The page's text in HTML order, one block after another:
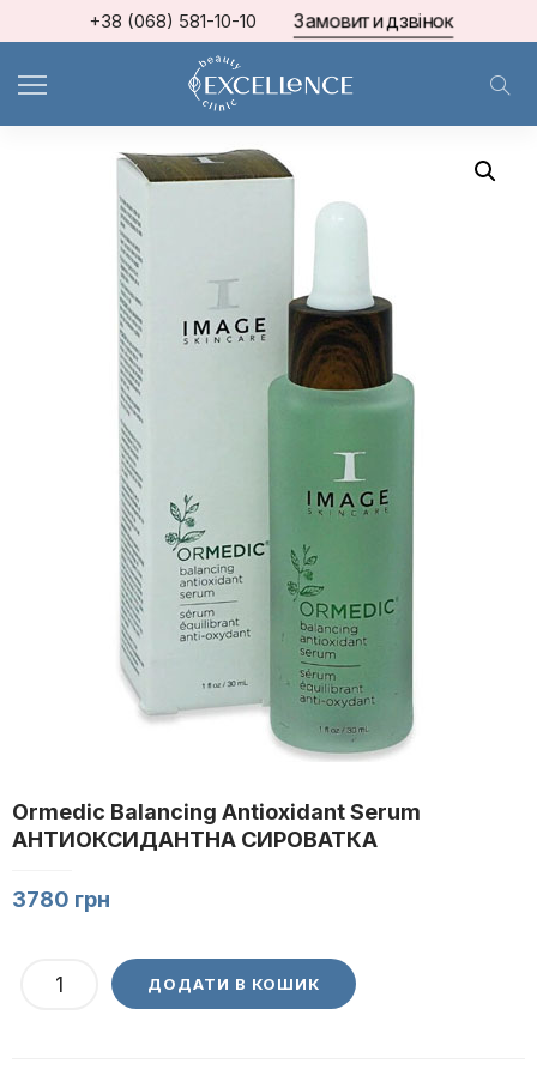
+38 (068) 581-10-10 Замовити дзвінок
Ormedic Balancing Antioxidant Serum АНТИОКСИДАНТНА СИРОВАТКА
Ormedic Balancing Antioxidant Serum
АНТИОКСИДАНТНА СИРОВАТКА
3780 грн
Ormedic
ДОДАТИ В КОШИК